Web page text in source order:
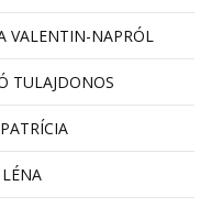
VALENTIN-NAPRÓL
TULAJDONOS